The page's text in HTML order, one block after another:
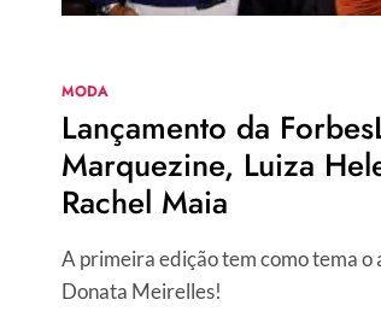
MODA
Lançamento da
Marquezine, Luiza
Rachel Maia
A primeira edição tem como tema
Donata Meirelles!